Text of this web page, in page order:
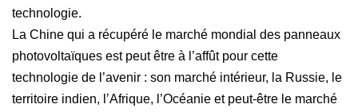
technologie.
La Chine qui a récupéré le marché mondial des panneaux
photovoltaïques est peut être à l’affût pour cette
technologie de l’avenir : son marché intérieur, la Russie, le
territoire indien, l’Afrique, l’Océanie et peut-être le marché